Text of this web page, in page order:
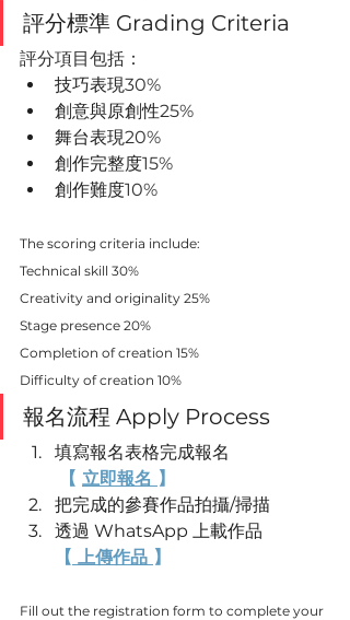
評分標準 Grading Criteria
評分項目包括：
技巧表現30%
創意與原創性25%
舞台表現20%
創作完整度15%
創作難度10%
The scoring criteria include:
Technical skill 30%
Creativity and originality 25%
Stage presence 20%
Completion of creation 15%
Difficulty of creation 10%
報名流程 Apply Process
填寫報名表格完成報名
【 立即報名 】
把完成的參賽作品拍攝/掃描
透過 WhatsApp 上載作品
【 上傳作品 】
Fill out the registration form to complete your